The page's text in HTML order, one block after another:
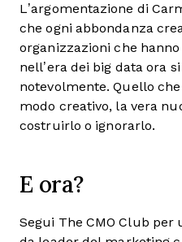
L’argomentazione di
che ogni abbondanza
organizzazioni che
nell’era dei big data ora
notevolmente. Quello
modo creativo, la vera
costruirlo o ignorarlo.
E ora?
Segui The CMO Club